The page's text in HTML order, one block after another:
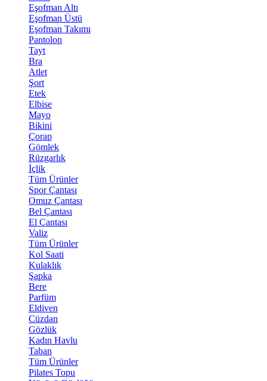
Eşofman Altı
Eşofman Üstü
Eşofman Takımı
Pantolon
Tayt
Bra
Atlet
Şort
Etek
Elbise
Mayo
Bikini
Çorap
Gömlek
Rüzgarlık
İçlik
Tüm Ürünler
Spor Çantası
Omuz Çantası
Bel Çantası
El Çantası
Valiz
Tüm Ürünler
Kol Saati
Kulaklık
Şapka
Bere
Parfüm
Eldiven
Cüzdan
Gözlük
Kadın Havlu
Taban
Tüm Ürünler
Pilates Topu